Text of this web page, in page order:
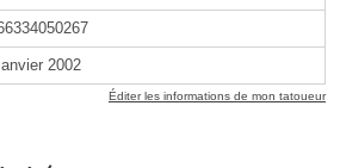
2002
Éditer les informations de mon tatoueur